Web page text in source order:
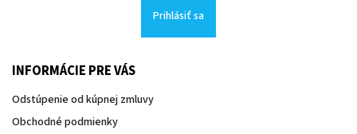
Prihlásiť sa
INFORMÁCIE PRE VÁS
Odstúpenie od kúpnej zmluvy
Obchodné podmienky